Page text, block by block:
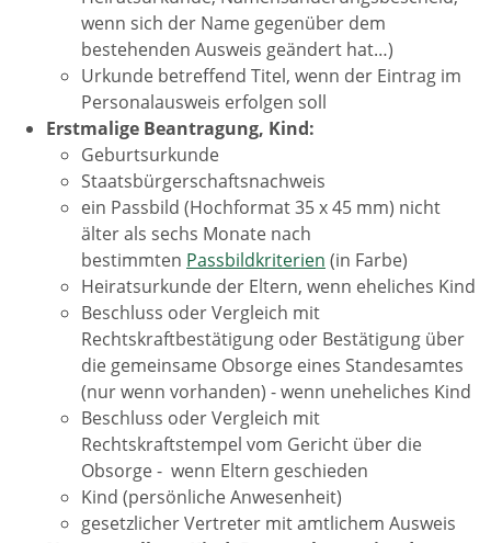
wenn sich der Name gegenüber dem
bestehenden Ausweis geändert hat…)
Urkunde betreffend Titel, wenn der Eintrag im
Personalausweis erfolgen soll
Erstmalige Beantragung, Kind:
Geburtsurkunde
Staatsbürgerschaftsnachweis
ein Passbild (Hochformat 35 x 45 mm) nicht
älter als sechs Monate nach
bestimmten Passbildkriterien (in Farbe)
Heiratsurkunde der Eltern, wenn eheliches Kind
Beschluss oder Vergleich mit
Rechtskraftbestätigung oder Bestätigung über
die gemeinsame Obsorge eines Standesamtes
(nur wenn vorhanden) - wenn uneheliches Kind
Beschluss oder Vergleich mit
Rechtskraftstempel vom Gericht über die
Obsorge - wenn Eltern geschieden
Kind (persönliche Anwesenheit)
gesetzlicher Vertreter mit amtlichem Ausweis